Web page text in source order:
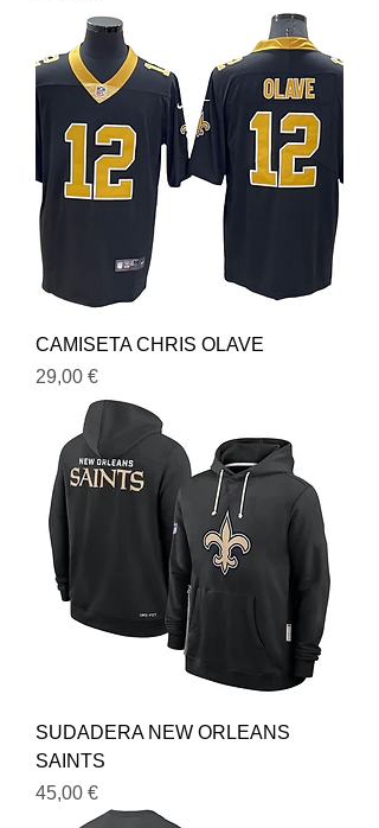
CAMISETA CHRIS OLAVE
Precio
29,00 €
SUDADERA NEW ORLEANS
SAINTS
Precio
45,00 €